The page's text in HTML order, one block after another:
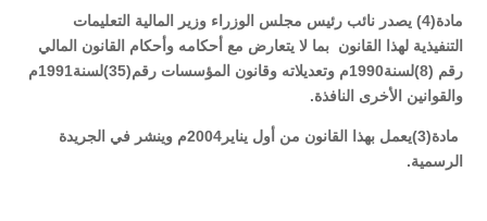
مادة(4) يصدر نائب رئيس مجلس الوزراء وزير المالية التعليمات
التنفيذية لهذا القانون بما لا يتعارض مع أحكامه وأحكام القانون المالي
رقم (8)لسنة1990م وتعديلاته وقانون المؤسسات رقم(35)لسنة1991م
والقوانين الأخرى النافذة.
مادة(3)يعمل بهذا القانون من أول يناير2004م وينشر في الجريدة
الرسمية.